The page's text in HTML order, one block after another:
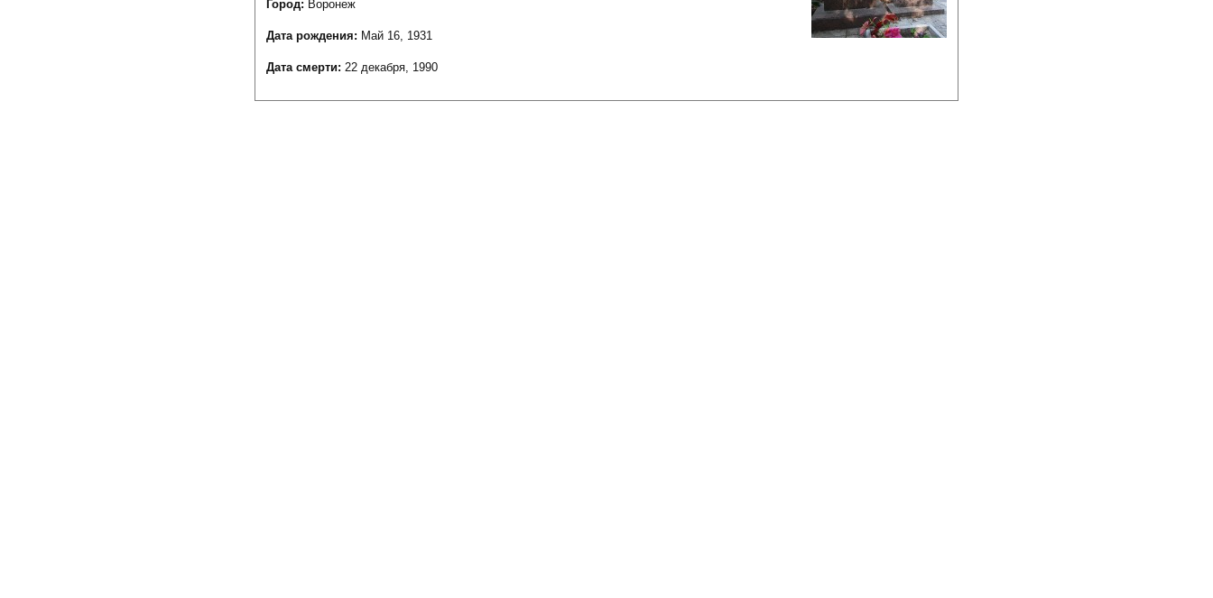
Город: Воронеж
Дата рождения: Май 16, 1931
Дата смерти: 22 декабря, 1990